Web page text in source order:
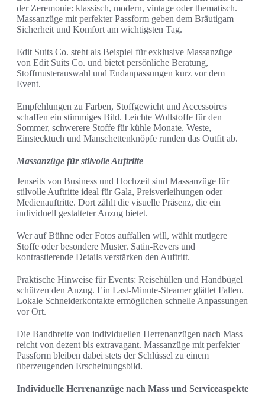
der Zeremonie: klassisch, modern, vintage oder thematisch.
Massanzüge mit perfekter Passform geben dem Bräutigam
Sicherheit und Komfort am wichtigsten Tag.
Edit Suits Co. steht als Beispiel für exklusive Massanzüge
von Edit Suits Co. und bietet persönliche Beratung,
Stoffmusterauswahl und Endanpassungen kurz vor dem
Event.
Empfehlungen zu Farben, Stoffgewicht und Accessoires
schaffen ein stimmiges Bild. Leichte Wollstoffe für den
Sommer, schwerere Stoffe für kühle Monate. Weste,
Einstecktuch und Manschettenknöpfe runden das Outfit ab.
Massanzüge für stilvolle Auftritte
Jenseits von Business und Hochzeit sind Massanzüge für
stilvolle Auftritte ideal für Gala, Preisverleihungen oder
Medienauftritte. Dort zählt die visuelle Präsenz, die ein
individuell gestalteter Anzug bietet.
Wer auf Bühne oder Fotos auffallen will, wählt mutigere
Stoffe oder besondere Muster. Satin-Revers und
kontrastierende Details verstärken den Auftritt.
Praktische Hinweise für Events: Reisehüllen und Handbügel
schützen den Anzug. Ein Last-Minute-Steamer glättet Falten.
Lokale Schneiderkontakte ermöglichen schnelle Anpassungen
vor Ort.
Die Bandbreite von individuellen Herrenanzügen nach Mass
reicht von dezent bis extravagant. Massanzüge mit perfekter
Passform bleiben dabei stets der Schlüssel zu einem
überzeugenden Erscheinungsbild.
Individuelle Herrenanzüge nach Mass und Serviceaspekte